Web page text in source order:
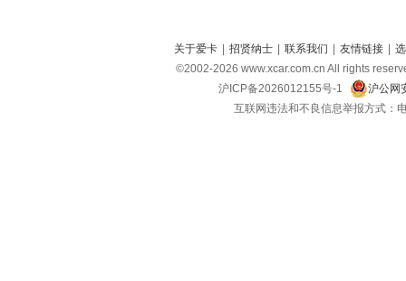
关于爱卡 招贤纳士 联系我们 友情链接
©2002-2026 www.xcar.com.cn All rights
沪ICP备2026012155号-1
沪公网
互联网违法和不良信息举报方式：